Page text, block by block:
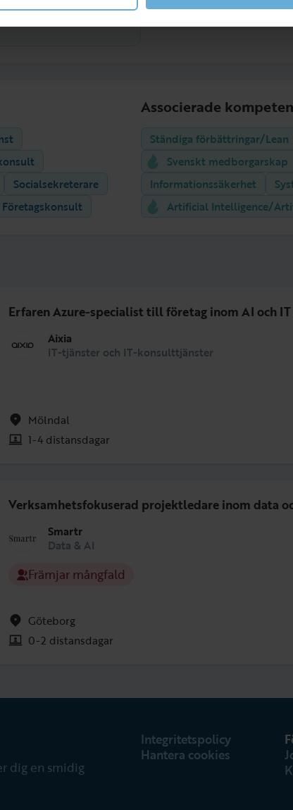
Socialsekreterare
Företagskonsult
Associerade
Ständiga förbättringar/Lean
Svenskt medborgarskap
Informationssäkerhet
Artificial Intelligence/
Erfaren Azure-specialist till företag inom AI och IT
Aixia
IT-tjänster och IT-konsulttjänster
Mölndal
1-4 distansdagar
Team
Data
Engineer
ML Engineer
och teknisk
Data and AI
Enabler
Verksamhetsfokuserad projektledare inom data
Smartr
Data & AI
Främjar mångfald
Göteborg
0-2 distansdagar
dig en smidig
Integritetspolicy
Hantera cookies